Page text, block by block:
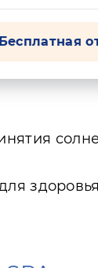
Бесплатная